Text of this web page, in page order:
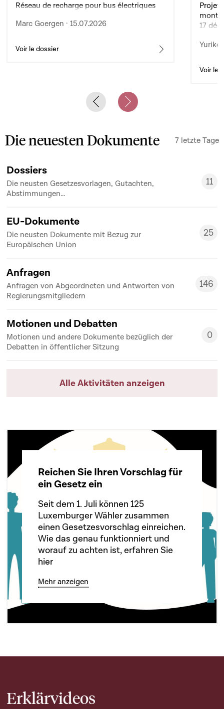
Réseau de recharge pour bus électriques
Marc Goergen · 15.07.2026
Voir le dossier
Projet
17
Yuriko
Voir le
Previous slideNext slide
Die neuesten Dokumente 7 letzte Tage
Dossiers
Die neusten Gesetzesvorlagen, Gutachten,
Abstimmungen...
11
11
EU-Dokumente
Die neusten Dokumente mit Bezug zur
Europäischen Union
25
25
Anfragen
Anfragen von Abgeordneten und Antworten von
Regierungsmitgliedern
146
146
Motionen und Debatten
Motionen und andere Dokumente bezüglich der
Debatten in öffentlicher Sitzung
0
0
Alle Aktivitäten anzeigen
Reichen Sie Ihren Vorschlag für
ein Gesetz ein
Seit dem 1. Juli können 125
Luxemburger Wähler zusammen
einen Gesetzesvorschlag einreichen.
Wie das genau funktionniert und
worauf zu achten ist, erfahren Sie
hier
Mehr anzeigen
Erklärvideos